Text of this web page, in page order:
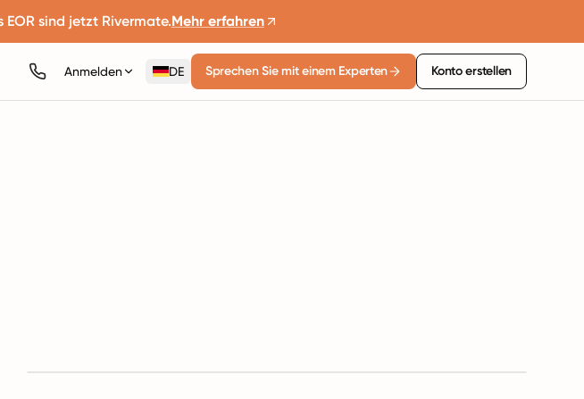
EOR sind jetzt Rivermate.Mehr erfahren
Anmelden DE Sprechen Sie mit einem Experten Konto erstellen